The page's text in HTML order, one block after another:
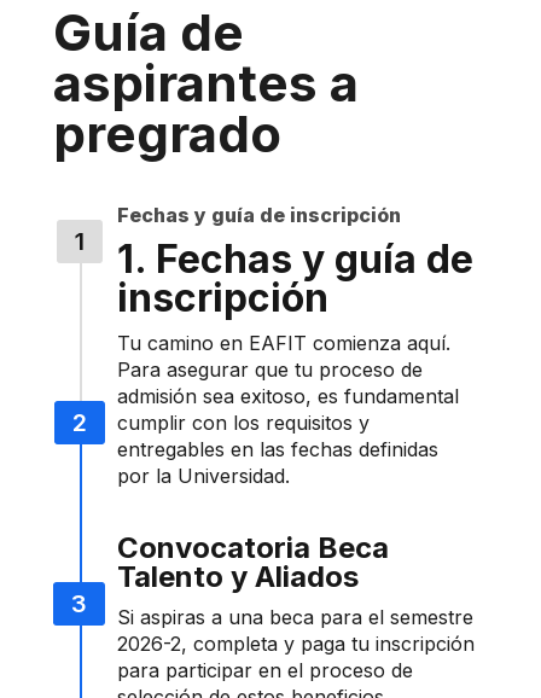
Guía de
aspirantes a
pregrado
Fechas y guía de inscripción
1. Fechas y guía de
inscripción
Tu camino en EAFIT comienza aquí.
Para asegurar que tu proceso de
admisión sea exitoso, es fundamental
cumplir con los requisitos y
entregables en las fechas definidas
por la Universidad.
Convocatoria Beca
Talento y Aliados
Si aspiras a una beca para el semestre
2026-2, completa y paga tu inscripción
para participar en el proceso de